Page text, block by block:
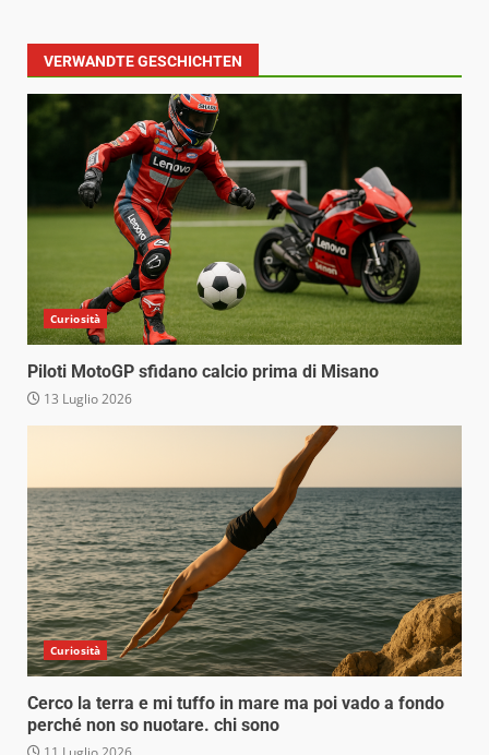
VERWANDTE GESCHICHTEN
Curiosità
Piloti MotoGP sfidano calcio prima di Misano
13 Luglio 2026
Curiosità
Cerco la terra e mi tuffo in mare ma poi vado a fondo
perché non so nuotare. chi sono